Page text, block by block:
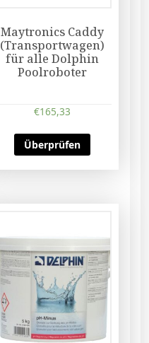
Maytronics Caddy
(Transportwagen)
für alle Dolphin
Poolroboter
€165,33
Überprüfen